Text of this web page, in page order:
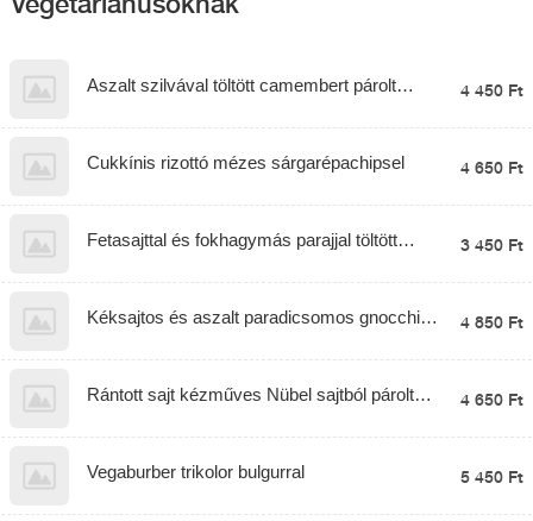
Aszalt szilvával töltött camembert párolt
4 450 Ft
Cukkínis rizottó mézes sárgarépachipsel 4 650 Ft
Fetasajttal és fokhagymás parajjal töltött
rukkolasalátával
3 450 Ft
Kéksajtos és aszalt paradicsomos gnocchi
4 850 Ft
Rántott sajt kézműves Nübel sajtból párolt
4 650 Ft
Vegaburber trikolor bulgurral 5 450 Ft